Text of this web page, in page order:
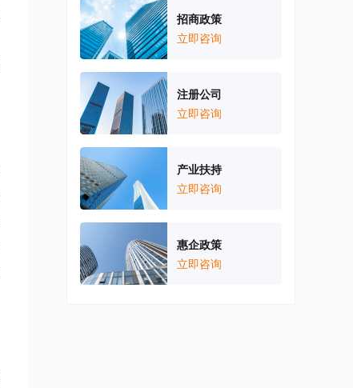
招商政策
立即咨询
注册公司
立即咨询
产业扶持
立即咨询
惠企政策
立即咨询